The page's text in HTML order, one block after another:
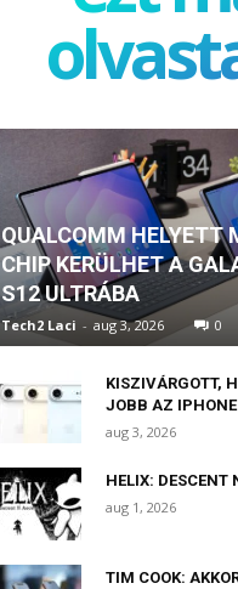
QUALCOMM HELYETT
CHIP KERÜLHET A
S12 ULTRÁBA
Tech2 Laci - aug 3, 2026 0
KISZIVÁRGOTT,
JOBB AZ
aug 3, 2026
HELIX: DESCENT
aug 1, 2026
TIM COOK: